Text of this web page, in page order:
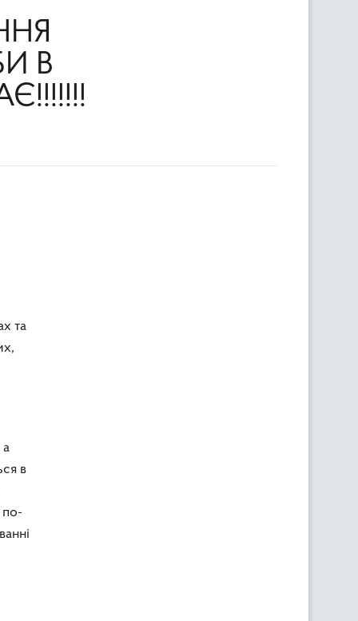
В
та
а
в
по-